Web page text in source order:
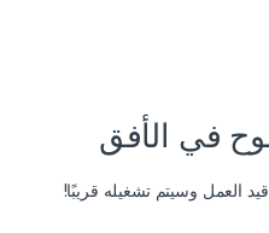
في الأفق
العمل وسيتم تشغيله قريبًا!